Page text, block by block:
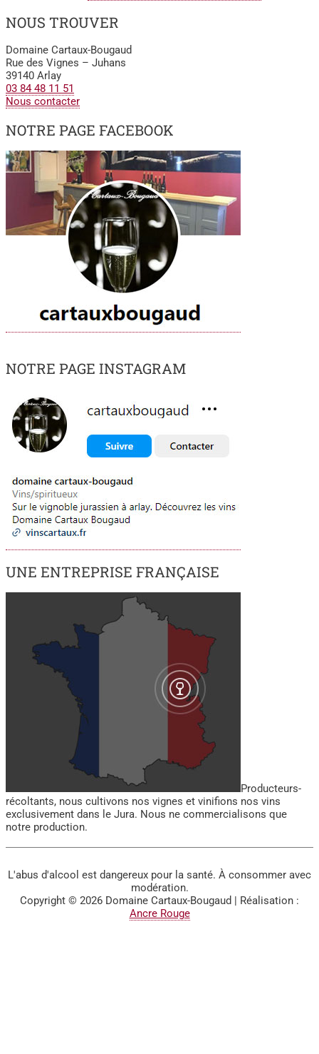
NOUS TROUVER
Domaine Cartaux-Bougaud
Rue des Vignes – Juhans
39140 Arlay
03 84 48 11 51
Nous contacter
NOTRE PAGE FACEBOOK
NOTRE PAGE INSTAGRAM
UNE ENTREPRISE FRANÇAISE
Producteurs-
récoltants, nous cultivons nos vignes et vinifions nos vins
exclusivement dans le Jura. Nous ne commercialisons que
notre production.
L'abus d'alcool est dangereux pour la santé. À consommer avec
modération.
Copyright © 2026 Domaine Cartaux-Bougaud | Réalisation :
Ancre Rouge